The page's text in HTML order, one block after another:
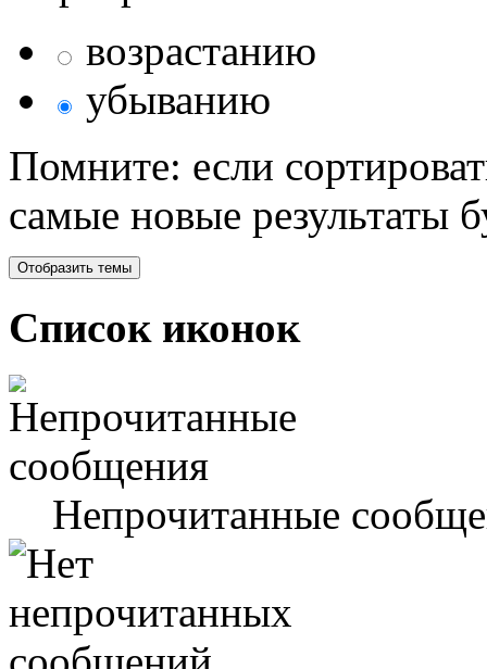
возрастанию
убыванию
Помните: если
самые новые результаты
Список иконок
Непрочитанные